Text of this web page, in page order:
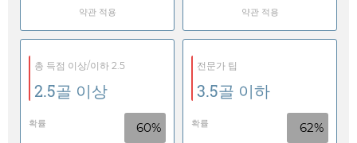
약관 적용 약관 적용
총 득점 이상/이하 2.5
2.5골 이상
확률 60%
전문가 팁
3.5골 이하
확률 62%